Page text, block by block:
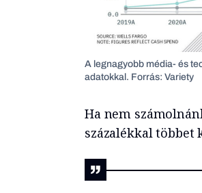
A legnagyobb média- és
adatokkal. Forrás: Variety
Ha nem
százalékkal többet